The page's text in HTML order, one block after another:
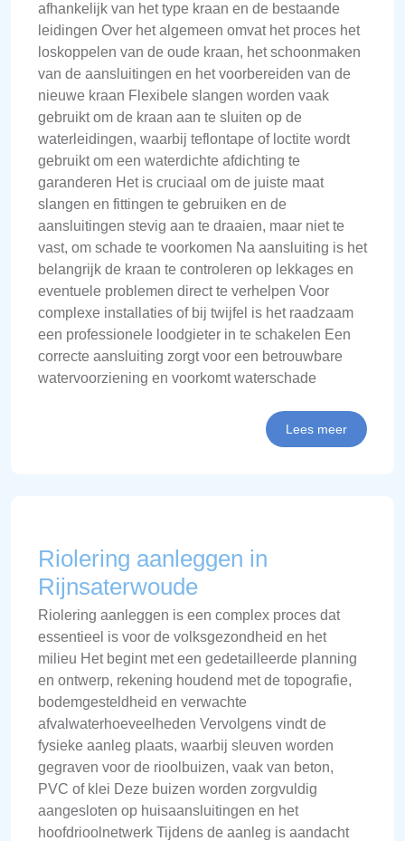
afhankelijk van het type kraan en de bestaande
leidingen Over het algemeen omvat het proces het
loskoppelen van de oude kraan, het schoonmaken
van de aansluitingen en het voorbereiden van de
nieuwe kraan Flexibele slangen worden vaak
gebruikt om de kraan aan te sluiten op de
waterleidingen, waarbij teflontape of loctite wordt
gebruikt om een waterdichte afdichting te
garanderen Het is cruciaal om de juiste maat
slangen en fittingen te gebruiken en de
aansluitingen stevig aan te draaien, maar niet te
vast, om schade te voorkomen Na aansluiting is het
belangrijk de kraan te controleren op lekkages en
eventuele problemen direct te verhelpen Voor
complexe installaties of bij twijfel is het raadzaam
een professionele loodgieter in te schakelen Een
correcte aansluiting zorgt voor een betrouwbare
watervoorziening en voorkomt waterschade
Lees meer
Riolering aanleggen in
Rijnsaterwoude
Riolering aanleggen is een complex proces dat
essentieel is voor de volksgezondheid en het
milieu Het begint met een gedetailleerde planning
en ontwerp, rekening houdend met de topografie,
bodemgesteldheid en verwachte
afvalwaterhoeveelheden Vervolgens vindt de
fysieke aanleg plaats, waarbij sleuven worden
gegraven voor de rioolbuizen, vaak van beton,
PVC of klei Deze buizen worden zorgvuldig
aangesloten op huisaansluitingen en het
hoofdrioolnetwerk Tijdens de aanleg is aandacht